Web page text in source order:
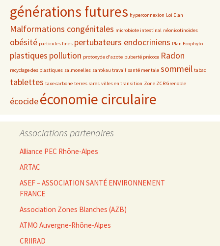
générations futures hyperconnexion Loi Elan
Malformations congénitales microbiote intestinal néonicotinoïdes
obésité particules fines pertubateurs endocriniens Plan Ecophyto
plastiques pollution protoxyde d'azote puberté précoce Radon
recyclage des plastiques salmonelles santé au travail santé mentale sommeil tabac
tablettes taxe carbone terres rares villes en transition Zone ZCR Grenoble
écocideéconomie circulaire
Associations partenaires
Alliance PEC Rhône-Alpes
ARTAC
ASEF – ASSOCIATION SANTÉ ENVIRONNEMENT
FRANCE
Association Zones Blanches (AZB)
ATMO Auvergne-Rhône-Alpes
CRIIRAD